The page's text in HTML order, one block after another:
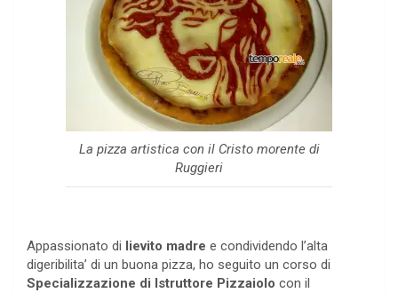
La pizza artistica con il Cristo morente di
Ruggieri
Appassionato di lievito madre e condividendo l’alta
digeribilita’ di un buona pizza, ho seguito un corso di
Specializzazione di Istruttore Pizzaiolo con il